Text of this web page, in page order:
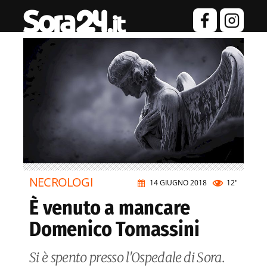
14 GIUGNO 2018 12"
NECROLOGI
È venuto a mancare
Domenico Tomassini
Si è spento presso l'Ospedale di Sora.